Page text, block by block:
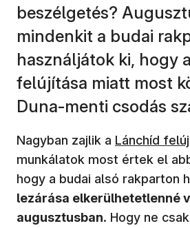
beszélgetés?
mindenkit a budai
használjátok ki, hogy
felújítása miatt most
Duna-menti csodás
Nagyban zajlik a (új ablakban
Lánchíd
munkálatok most értek el
hogy a budai alsó rakparton
lezárása elkerülhetetlenné
augusztusban. Hogy ne